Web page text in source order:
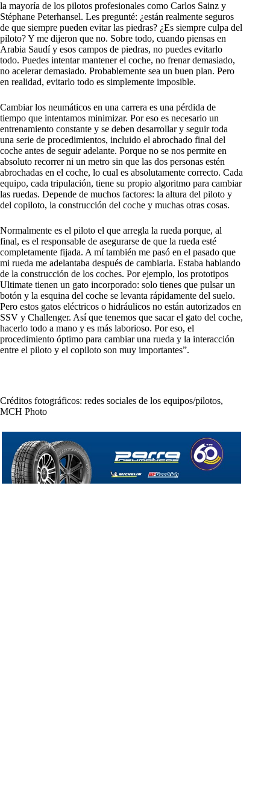
la mayoría de los pilotos profesionales como Carlos Sainz y
Stéphane Peterhansel. Les pregunté: ¿están realmente seguros
de que siempre pueden evitar las piedras? ¿Es siempre culpa del
piloto? Y me dijeron que no. Sobre todo, cuando piensas en
Arabia Saudí y esos campos de piedras, no puedes evitarlo
todo. Puedes intentar mantener el coche, no frenar demasiado,
no acelerar demasiado. Probablemente sea un buen plan. Pero
en realidad, evitarlo todo es simplemente imposible.
Cambiar los neumáticos en una carrera es una pérdida de
tiempo que intentamos minimizar. Por eso es necesario un
entrenamiento constante y se deben desarrollar y seguir toda
una serie de procedimientos, incluido el abrochado final del
coche antes de seguir adelante. Porque no se nos permite en
absoluto recorrer ni un metro sin que las dos personas estén
abrochadas en el coche, lo cual es absolutamente correcto. Cada
equipo, cada tripulación, tiene su propio algoritmo para cambiar
las ruedas. Depende de muchos factores: la altura del piloto y
del copiloto, la construcción del coche y muchas otras cosas.
Normalmente es el piloto el que arregla la rueda porque, al
final, es el responsable de asegurarse de que la rueda esté
completamente fijada. A mí también me pasó en el pasado que
mi rueda me adelantaba después de cambiarla. Estaba hablando
de la construcción de los coches. Por ejemplo, los prototipos
Ultimate tienen un gato incorporado: solo tienes que pulsar un
botón y la esquina del coche se levanta rápidamente del suelo.
Pero estos gatos eléctricos o hidráulicos no están autorizados en
SSV y Challenger. Así que tenemos que sacar el gato del coche,
hacerlo todo a mano y es más laborioso. Por eso, el
procedimiento óptimo para cambiar una rueda y la interacción
entre el piloto y el copiloto son muy importantes”.
Créditos fotográficos: redes sociales de los equipos/pilotos,
MCH Photo